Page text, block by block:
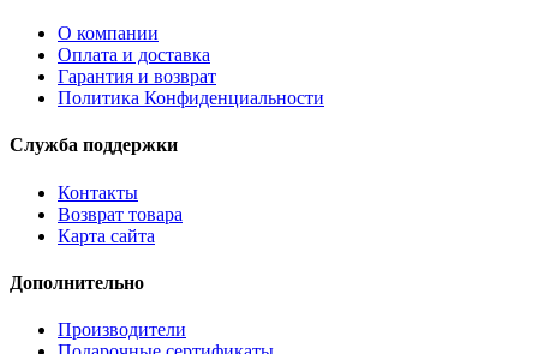
О компании
Оплата и доставка
Гарантия и возврат
Политика Конфиденциальности
Служба поддержки
Контакты
Возврат товара
Карта сайта
Дополнительно
Производители